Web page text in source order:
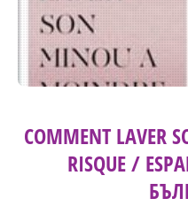
COMMENT LAVER
RISQUE /